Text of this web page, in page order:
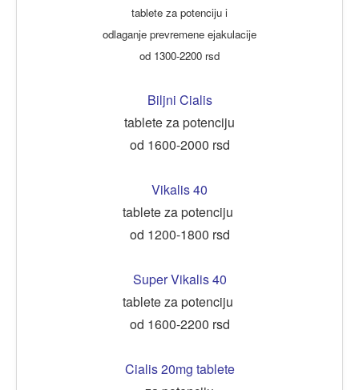
tablete za potenciju i
odlaganje prevremene ejakulacije
od 1300-2200 rsd
Biljni Cialis
tablete za potenciju
od 1600-2000 rsd
Vikalis 40
tablete za potenciju
od 1200-1800 rsd
Super Vikalis 40
tablete za potenciju
od 1600-2200 rsd
Cialis 20mg tablete